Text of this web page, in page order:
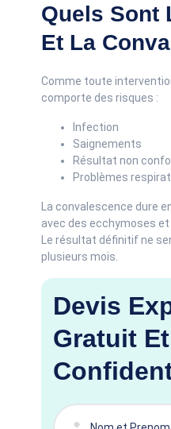
Quels Sont
Et La
Comme toute
comporte des risques :
Infection
Saignements
Résultat non
Problèmes
La convalescence dure
avec des ecchymoses
Le résultat définitif ne
plusieurs mois.